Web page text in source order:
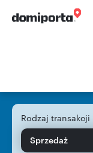
Rodzaj transakcji
Sprzedaż